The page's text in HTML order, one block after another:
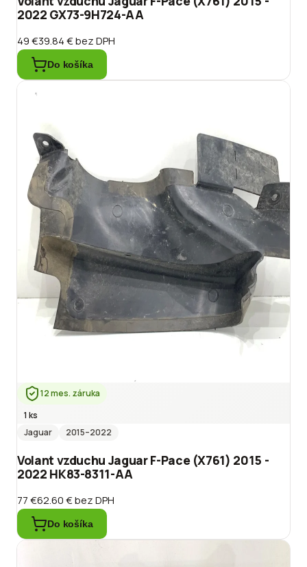
2022 GX73-9H724-AA
49 €39.84 €bez DPH
Do košíka
12 mes. záruka
1 ks
Jaguar
2015–2022
Volant vzduchu Jaguar F-Pace (X761) 2015 -
2022 HK83-8311-AA
77 €62.60 €bez DPH
Do košíka